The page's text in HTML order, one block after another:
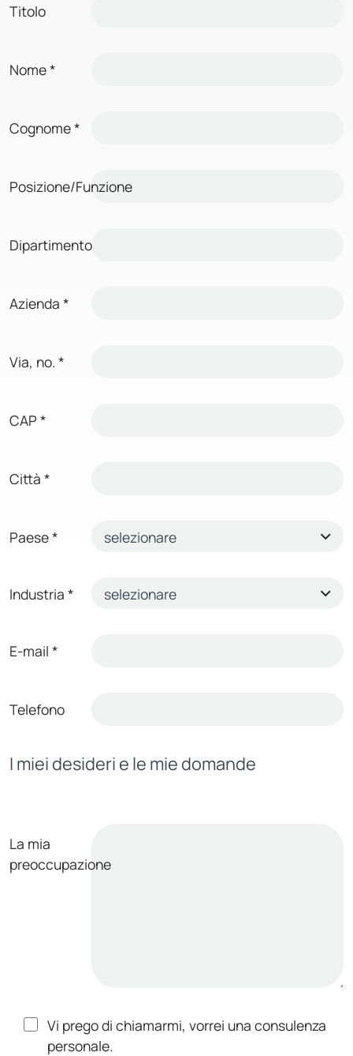
Titolo
Nome*
Cognome*
Posizione/Funzione
Dipartimento
Azienda *
Via, no. *
CAP *
Città *
Paese*
Industria *
E-mail *
Telefono
I miei desideri e le mie domande
La mia
preoccupazione
Vi prego di chiamarmi, vorrei una consulenza
personale.